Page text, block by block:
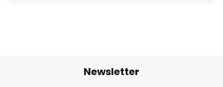
Newsletter